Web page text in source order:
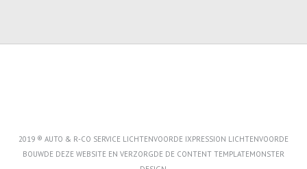
2019 ® AUTO & R-CO SERVICE LICHTENVOORDE IXPRESSION LICHTENVOORDE
BOUWDE DEZE WEBSITE EN VERZORGDE DE CONTENT TEMPLATEMONSTER